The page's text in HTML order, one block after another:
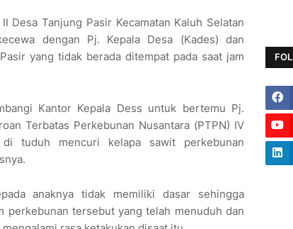
Desa Tanjung Pasir Kecamatan Kaluh Selatan
dengan Pj. Kepala Desa (Kades) dan
yang tidak berada ditempat pada saat jam
Kantor Kepala Dess untuk bertemu Pj.
Terbatas Perkebunan Nusantara (PTPN) IV
tuduh mencuri kelapa sawit perkebunan
anaknya tidak memiliki dasar sehingga
perkebunan tersebut yang telah menuduh dan